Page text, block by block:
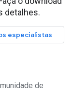
detalhes.
especialistas
de